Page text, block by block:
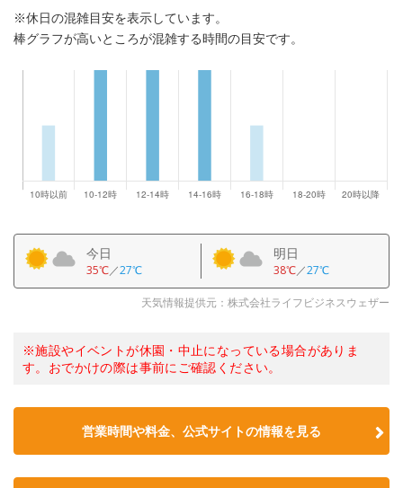
※休日の混雑目安を表示しています。
棒グラフが高いところが混雑する時間の目安です。
今日
35℃／27℃
明日
38℃／27℃
天気情報提供元：株式会社ライフビジネスウェザー
※施設やイベントが休園・中止になっている場合がありま
す。おでかけの際は事前にご確認ください。
営業時間や料金、公式サイトの情報を見る